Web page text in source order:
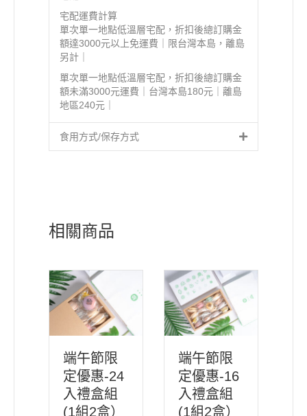
宅配運費計算
單次單一地點低溫層宅配，折扣後總訂購金
額達3000元以上免運費｜限台灣本島，離島
另計｜
單次單一地點低溫層宅配，折扣後總訂購金
額未滿3000元運費｜台灣本島180元｜離島
地區240元｜
食用方式/保存方式
相關商品
端午節限
定優惠-16
入禮盒組
端午節限
定優惠-12
入禮盒組